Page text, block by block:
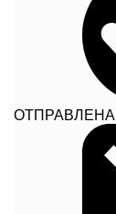
ОТПРАВЛЕНА